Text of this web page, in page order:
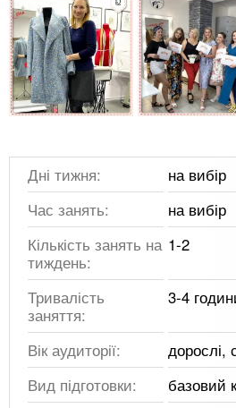
Дні тижня:
на вибір
Час занять:
на вибір
Кількість занять на
тиждень:
1-2
Тривалість
заняття:
3-4
Вік аудиторії:
дорослі,
Вид підготовки:
базовий